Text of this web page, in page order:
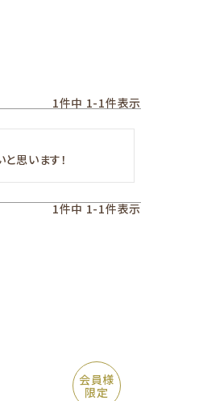
1件中 1-1件表示
思います！
1件中1-1件表示
会員様
限定